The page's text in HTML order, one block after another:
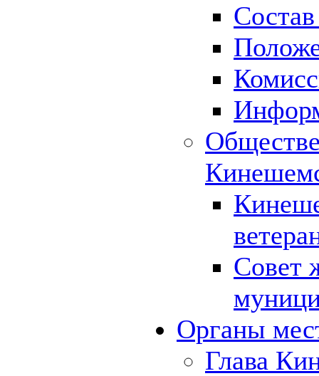
Совет
Органы
Глава